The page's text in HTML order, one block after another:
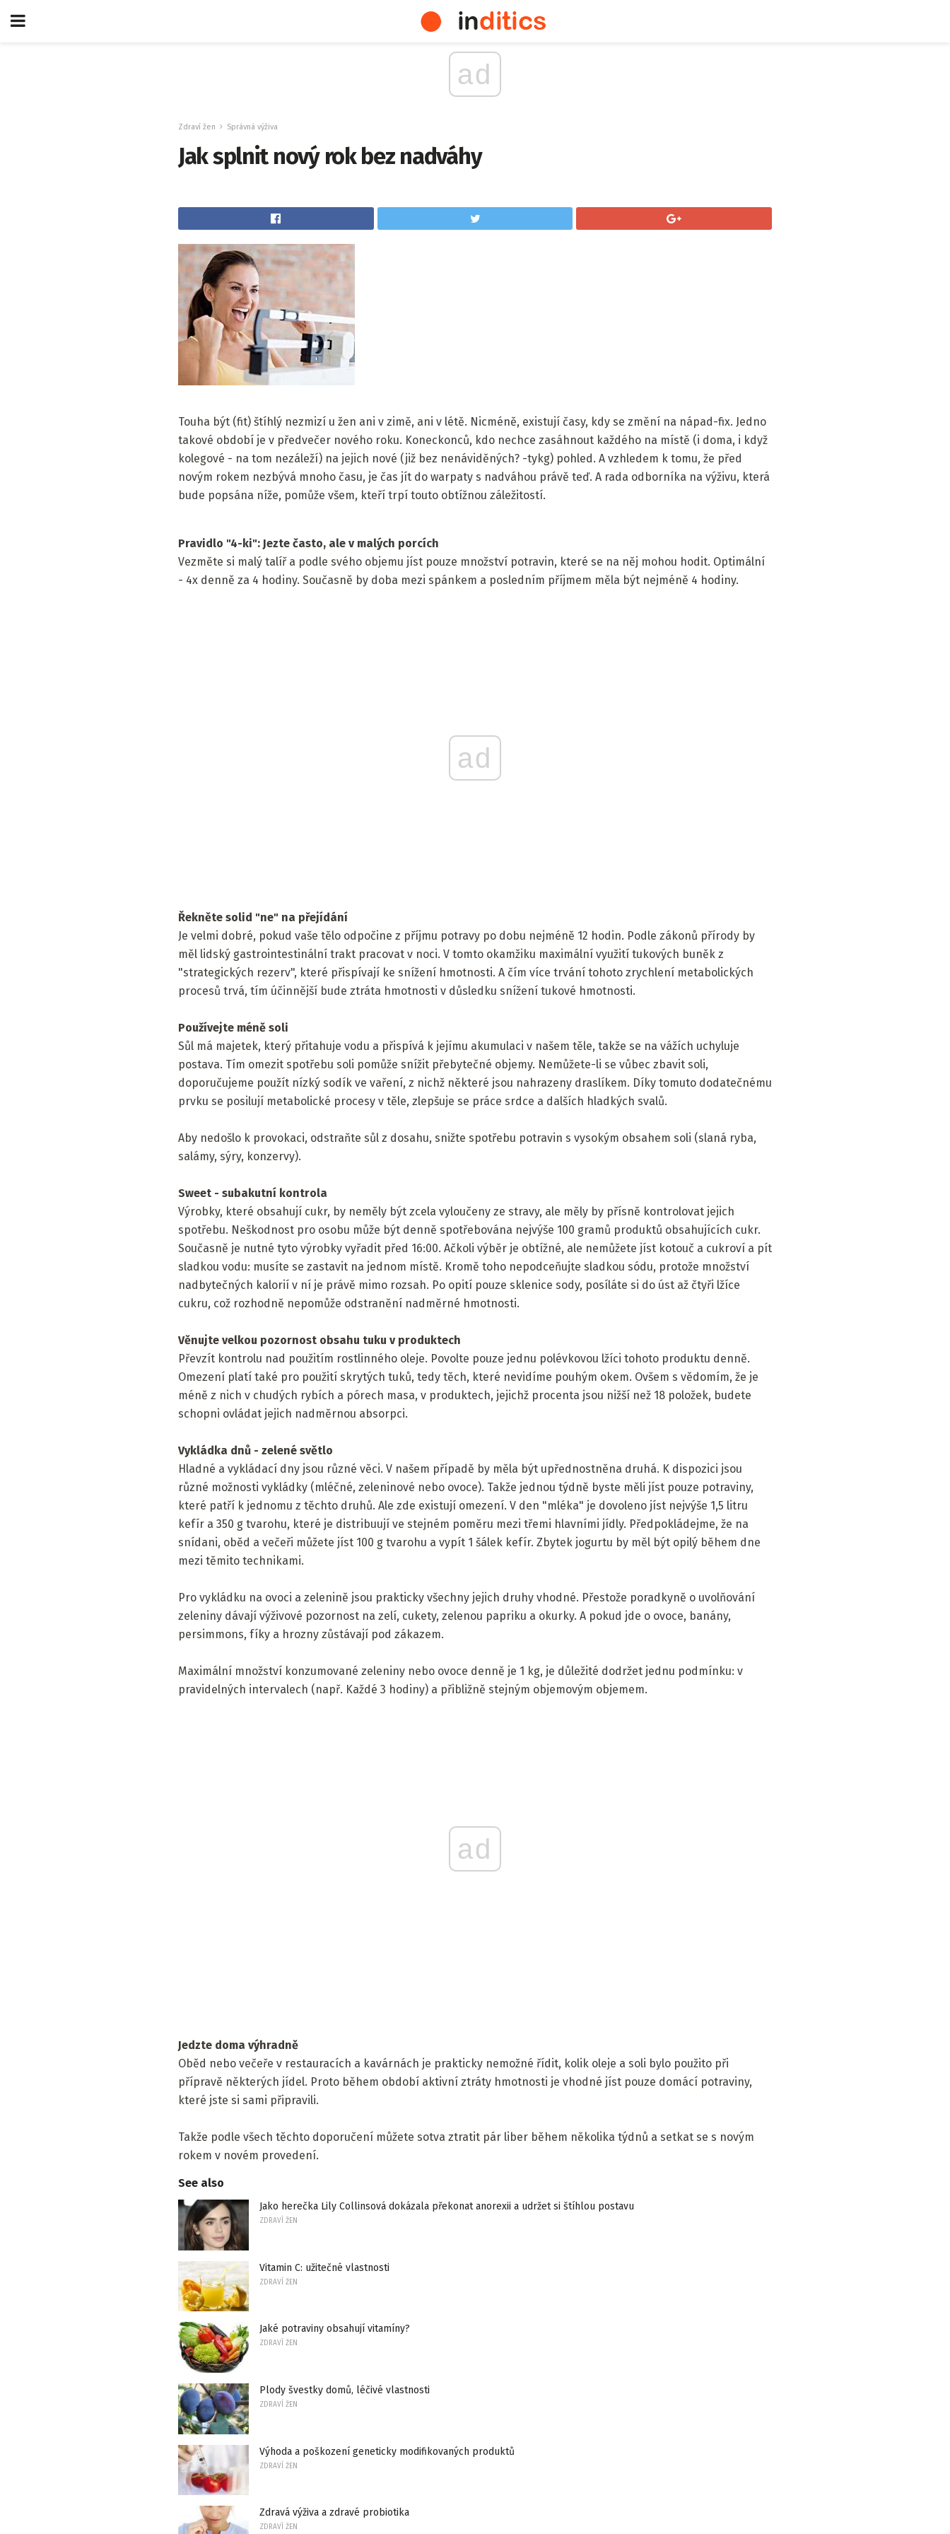
ad
Zdraví žen Správná výživa
Jak splnit nový rok bez nadváhy
Touha být (fit) štíhlý nezmizí u žen ani v zimě, ani v létě. Nicméně, existují časy, kdy se změní na nápad-fix. Jedno
takové období je v předvečer nového roku. Koneckonců, kdo nechce zasáhnout každého na místě (i doma, i když
kolegové - na tom nezáleží) na jejich nové (již bez nenáviděných? -tykg) pohled. A vzhledem k tomu, že před
novým rokem nezbývá mnoho času, je čas jít do warpaty s nadváhou právě teď. A rada odborníka na výživu, která
bude popsána níže, pomůže všem, kteří trpí touto obtížnou záležitostí.
Pravidlo "4-ki": Jezte často, ale v malých porcích
Vezměte si malý talíř a podle svého objemu jíst pouze množství potravin, které se na něj mohou hodit. Optimální
- 4x denně za 4 hodiny. Současně by doba mezi spánkem a posledním příjmem měla být nejméně 4 hodiny.
ad
Řekněte solid "ne" na přejídání
Je velmi dobré, pokud vaše tělo odpočine z příjmu potravy po dobu nejméně 12 hodin. Podle zákonů přírody by
měl lidský gastrointestinální trakt pracovat v noci. V tomto okamžiku maximální využití tukových buněk z
"strategických rezerv", které přispívají ke snížení hmotnosti. A čím více trvání tohoto zrychlení metabolických
procesů trvá, tím účinnější bude ztráta hmotnosti v důsledku snížení tukové hmotnosti.
Používejte méně soli
Sůl má majetek, který přitahuje vodu a přispívá k jejímu akumulaci v našem těle, takže se na vážích uchyluje
postava. Tím omezit spotřebu soli pomůže snížit přebytečné objemy. Nemůžete-li se vůbec zbavit soli,
doporučujeme použít nízký sodík ve vaření, z nichž některé jsou nahrazeny draslíkem. Díky tomuto dodatečnému
prvku se posilují metabolické procesy v těle, zlepšuje se práce srdce a dalších hladkých svalů.
Aby nedošlo k provokaci, odstraňte sůl z dosahu, snižte spotřebu potravin s vysokým obsahem soli (slaná ryba,
salámy, sýry, konzervy).
Sweet - subakutní kontrola
Výrobky, které obsahují cukr, by neměly být zcela vyloučeny ze stravy, ale měly by přísně kontrolovat jejich
spotřebu. Neškodnost pro osobu může být denně spotřebována nejvýše 100 gramů produktů obsahujících cukr.
Současně je nutné tyto výrobky vyřadit před 16:00. Ačkoli výběr je obtížné, ale nemůžete jíst kotouč a cukroví a pít
sladkou vodu: musíte se zastavit na jednom místě. Kromě toho nepodceňujte sladkou sódu, protože množství
nadbytečných kalorií v ní je právě mimo rozsah. Po opití pouze sklenice sody, posíláte si do úst až čtyři lžíce
cukru, což rozhodně nepomůže odstranění nadměrné hmotnosti.
Věnujte velkou pozornost obsahu tuku v produktech
Převzít kontrolu nad použitím rostlinného oleje. Povolte pouze jednu polévkovou lžíci tohoto produktu denně.
Omezení platí také pro použití skrytých tuků, tedy těch, které nevidíme pouhým okem. Ovšem s vědomím, že je
méně z nich v chudých rybích a pórech masa, v produktech, jejichž procenta jsou nižší než 18 položek, budete
schopni ovládat jejich nadměrnou absorpci.
Vykládka dnů - zelené světlo
Hladné a vykládací dny jsou různé věci. V našem případě by měla být upřednostněna druhá. K dispozici jsou
různé možnosti vykládky (mléčné, zeleninové nebo ovoce). Takže jednou týdně byste měli jíst pouze potraviny,
které patří k jednomu z těchto druhů. Ale zde existují omezení. V den "mléka" je dovoleno jíst nejvýše 1,5 litru
kefír a 350 g tvarohu, které je distribuují ve stejném poměru mezi třemi hlavními jídly. Předpokládejme, že na
snídani, oběd a večeři můžete jíst 100 g tvarohu a vypít 1 šálek kefír. Zbytek jogurtu by měl být opilý během dne
mezi těmito technikami.
Pro vykládku na ovoci a zelenině jsou prakticky všechny jejich druhy vhodné. Přestože poradkyně o uvolňování
zeleniny dávají výživové pozornost na zelí, cukety, zelenou papriku a okurky. A pokud jde o ovoce, banány,
persimmons, fíky a hrozny zůstávají pod zákazem.
Maximální množství konzumované zeleniny nebo ovoce denně je 1 kg, je důležité dodržet jednu podmínku: v
pravidelných intervalech (např. Každé 3 hodiny) a přibližně stejným objemovým objemem.
ad
Jedzte doma výhradně
Oběd nebo večeře v restauracích a kavárnách je prakticky nemožné řídit, kolik oleje a soli bylo použito při
přípravě některých jídel. Proto během období aktivní ztráty hmotnosti je vhodné jíst pouze domácí potraviny,
které jste si sami připravili.
Takže podle všech těchto doporučení můžete sotva ztratit pár liber během několika týdnů a setkat se s novým
rokem v novém provedení.
See also
Jako herečka Lily Collinsová dokázala překonat anorexii a udržet si štíhlou postavu
ZDRAVÍ ŽEN
Vitamin C: užitečné vlastnosti
ZDRAVÍ ŽEN
Jaké potraviny obsahují vitamíny?
ZDRAVÍ ŽEN
Plody švestky domů, léčivé vlastnosti
ZDRAVÍ ŽEN
Výhoda a poškození geneticky modifikovaných produktů
ZDRAVÍ ŽEN
Zdravá výživa a zdravé probiotika
ZDRAVÍ ŽEN